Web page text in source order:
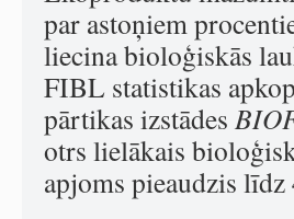
par astoņiem
liecina bioloģiskās
FIBL statistikas
pārtikas izstādes
otrs lielākais
apjoms pieaudzis